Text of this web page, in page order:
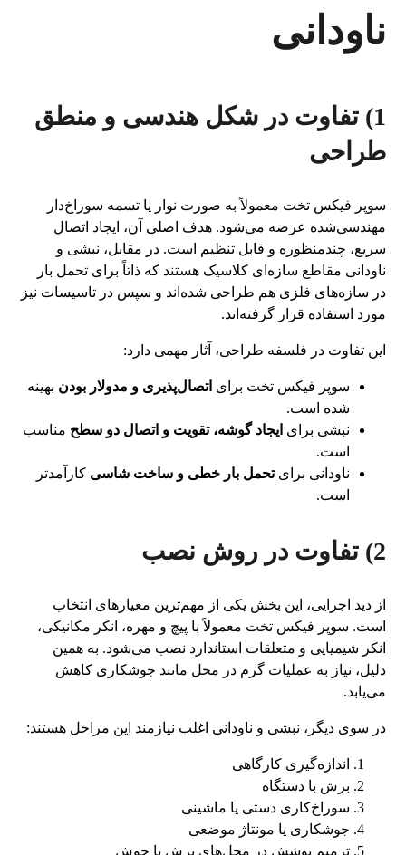
ناودانی
1) تفاوت در شکل هندسی و منطق
طراحی
سوپر فیکس تخت معمولاً به صورت نوار یا تسمه سوراخ‌دار
مهندسی‌شده عرضه می‌شود. هدف اصلی آن، ایجاد اتصال
سریع، چندمنظوره و قابل تنظیم است. در مقابل، نبشی و
ناودانی مقاطع سازه‌ای کلاسیک هستند که ذاتاً برای تحمل بار
در سازه‌های فلزی هم طراحی شده‌اند و سپس در تاسیسات نیز
مورد استفاده قرار گرفته‌اند.
این تفاوت در فلسفه طراحی، آثار مهمی دارد:
سوپر فیکس تخت برای اتصال‌پذیری و مدولار بودن بهینه
شده است.
نبشی برای ایجاد گوشه، تقویت و اتصال دو سطح مناسب
است.
ناودانی برایتحمل بار خطی و ساخت شاسی کارآمدتر
است.
2) تفاوت در روش نصب
از دید اجرایی، این بخش یکی از مهم‌ترین معیارهای انتخاب
است. سوپر فیکس تخت معمولاً با پیچ و مهره، انکر مکانیکی،
انکر شیمیایی و متعلقات استاندارد نصب می‌شود. به همین
دلیل، نیاز به عملیات گرم در محل مانند جوشکاری کاهش
می‌یابد.
در سوی دیگر، نبشی و ناودانی اغلب نیازمند این مراحل هستند:
اندازه‌گیری کارگاهی
برش با دستگاه
سوراخ‌کاری دستی یا ماشینی
جوشکاری یا مونتاژ موضعی
ترمیم پوشش در محل‌های برش یا جوش